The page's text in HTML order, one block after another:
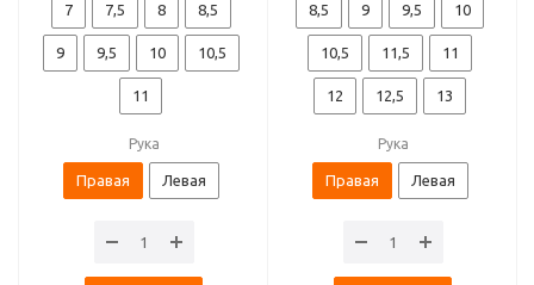
7 7,5 8 8,5
9 9,5 10 10,5
11
Рука
Правая Левая
8,5 9 9,5 10
10,5 11,5 11
12 12,5 13
Рука
Правая Левая